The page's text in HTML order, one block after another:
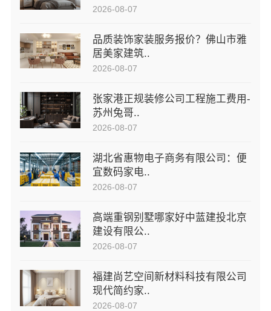
2026-08-07
品质装饰家装服务报价？佛山市雅
居美家建筑..
2026-08-07
张家港正规装修公司工程施工费用-
苏州兔哥..
2026-08-07
湖北省惠物电子商务有限公司：便
宜数码家电..
2026-08-07
高端重钢别墅哪家好中蓝建投北京
建设有限公..
2026-08-07
福建尚艺空间新材料科技有限公司
现代简约家..
2026-08-07